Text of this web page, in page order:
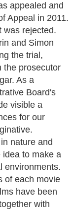
appealed and
Appeal in 2011.
was rejected.
and Simon
the trial,
the prosecutor
As a
Board's
visible a
for our
nature and
idea to make a
environments.
of each movie
have been
with